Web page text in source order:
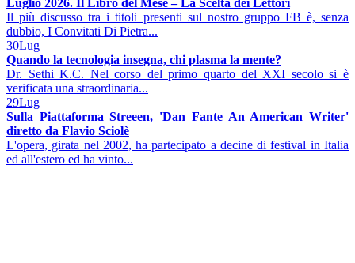
Luglio 2026. Il Libro del Mese – La Scelta dei Lettori
Il più discusso tra i titoli presenti sul nostro gruppo FB è, senza
dubbio, I Convitati Di Pietra...
30Lug
Quando la tecnologia insegna, chi plasma la mente?
Dr. Sethi K.C. Nel corso del primo quarto del XXI secolo si è
verificata una straordinaria...
29Lug
Sulla Piattaforma Streeen, 'Dan Fante An American Writer'
diretto da Flavio Sciolè
L'opera, girata nel 2002, ha partecipato a decine di festival in Italia
ed all'estero ed ha vinto...